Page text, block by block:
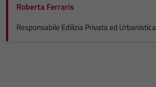
Roberta Ferraris
Responsabile Edilizia Privata ed Urbanistica